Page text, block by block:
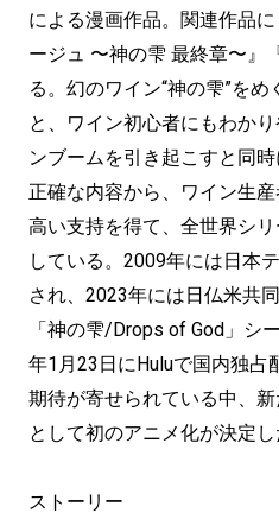
による漫画作品。関連作品
ージュ 〜神の雫 最終章〜』
る。幻のワイン“神の雫”を
と、ワイン初心者にもわか
ンブームを引き起こすと同
正確な内容から、ワイン生
高い支持を得て、全世界シ
している。2009年には日本
され、2023年には日仏米共
「神の雫/Drops of God」シ
年1月23日にHuluで国内独占
期待が寄せられている中、
として初のアニメ化が決定し
ストーリー